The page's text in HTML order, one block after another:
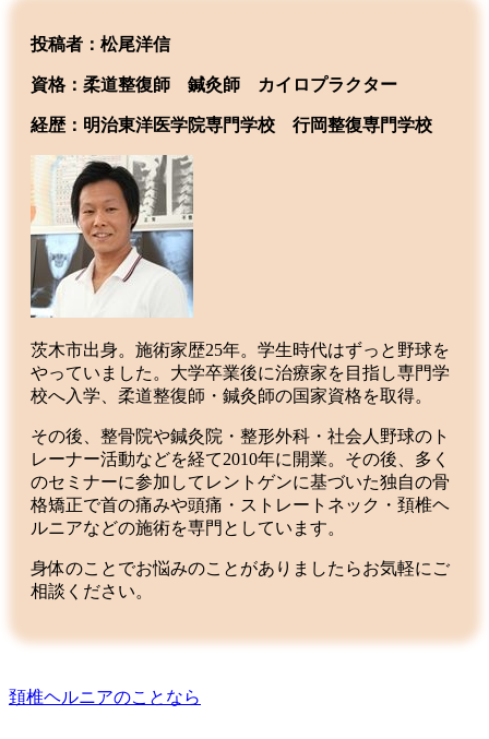
投稿者：松尾洋信
資格：柔道整復師 鍼灸師 カイロプラクター
経歴：明治東洋医学院専門学校 行岡整復専門学校
茨木市出身。施術家歴25年。学生時代はずっと野球を
やっていました。大学卒業後に治療家を目指し専門学
校へ入学、柔道整復師・鍼灸師の国家資格を取得。
その後、整骨院や鍼灸院・整形外科・社会人野球のト
レーナー活動などを経て2010年に開業。その後、多く
のセミナーに参加してレントゲンに基づいた独自の骨
格矯正で首の痛みや頭痛・ストレートネック・頚椎ヘ
ルニアなどの施術を専門としています。
身体のことでお悩みのことがありましたらお気軽にご
相談ください。
頚椎ヘルニアのことなら